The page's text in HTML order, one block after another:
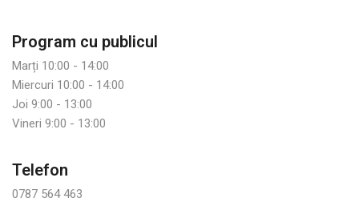
Program cu publicul
Marți 10:00 - 14:00
Miercuri 10:00 - 14:00
Joi 9:00 - 13:00
Vineri 9:00 - 13:00
Telefon
0787 564 463